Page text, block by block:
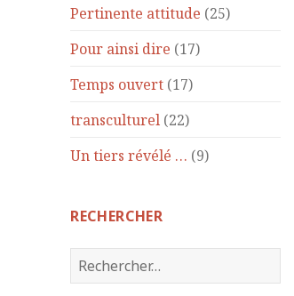
Pertinente attitude (25)
Pour ainsi dire (17)
Temps ouvert (17)
transculturel (22)
Un tiers révélé … (9)
RECHERCHER
R
e